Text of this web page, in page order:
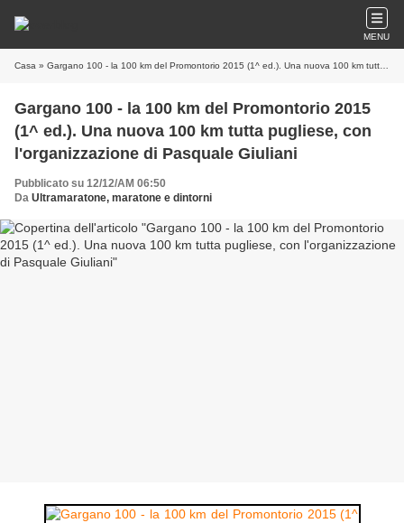
MENU
Casa » Gargano 100 - la 100 km del Promontorio 2015 (1^ ed.). Una nuova 100 km tutta pugliese, con l'organizzazione di Pasquale Giuliani
Gargano 100 - la 100 km del Promontorio 2015
(1^ ed.). Una nuova 100 km tutta pugliese, con
l'organizzazione di Pasquale Giuliani
Pubblicato su 12/12/AM 06:50
Da Ultramaratone, maratone e dintorni